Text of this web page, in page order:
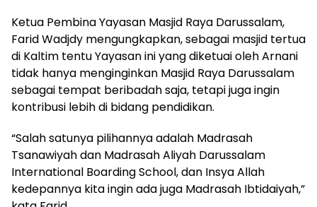
Ketua Pembina Yayasan Masjid Raya Darussalam,
Farid Wadjdy mengungkapkan, sebagai masjid tertua
di Kaltim tentu Yayasan ini yang diketuai oleh Arnani
tidak hanya menginginkan Masjid Raya Darussalam
sebagai tempat beribadah saja, tetapi juga ingin
kontribusi lebih di bidang pendidikan.
“Salah satunya pilihannya adalah Madrasah
Tsanawiyah dan Madrasah Aliyah Darussalam
International Boarding School, dan Insya Allah
kedepannya kita ingin ada juga Madrasah Ibtidaiyah,”